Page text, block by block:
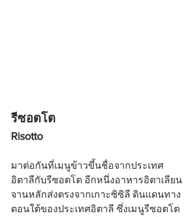
รีซอตโต
Risotto
มาต่อกันที่เมนูข้าวขึ้นชื่อจากประเทศ
อิตาลีกับรีซอตโต อีกหนึ่งอาหารอิตาเลียน
จานหลักส่งตรงจากเกาะซิซิลี ดินแดนทาง
ตอนใต้ของประเทศอิตาลี ซึ่งเมนูรีซอตโต